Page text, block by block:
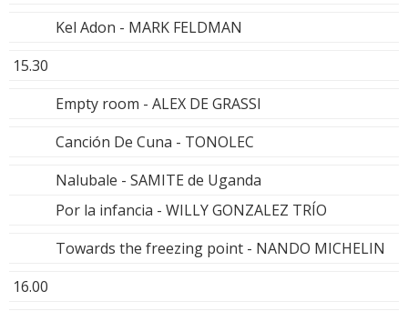
Kel Adon - MARK FELDMAN
15.30
Empty room - ALEX DE GRASSI
Canción De Cuna - TONOLEC
Nalubale - SAMITE de Uganda
Por la infancia - WILLY GONZALEZ TRÍO
Towards the freezing point - NANDO MICHELIN
16.00